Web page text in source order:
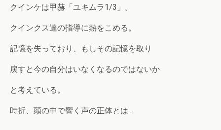
クインケは甲赫「ユキムラ1/3」。
クインクス達の指導に熱をこめる。
記憶を失っており、もしその記憶を取り
戻すと今の自分はいなくなるのではないか
と考えている。
時折、頭の中で響く声の正体とは…